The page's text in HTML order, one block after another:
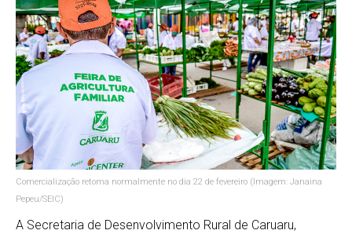
Comercialização retoma normalmente no dia 22 de fevereiro (Imagem: Janaina
Pepeu/SEIC)
A Secretaria de Desenvolvimento Rural de Caruaru,